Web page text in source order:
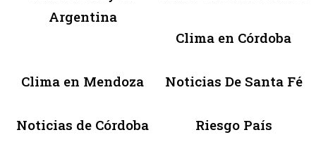
Argentina
Clima en Córdoba
Clima en Mendoza Noticias De Santa Fé
Noticias de Córdoba Riesgo País